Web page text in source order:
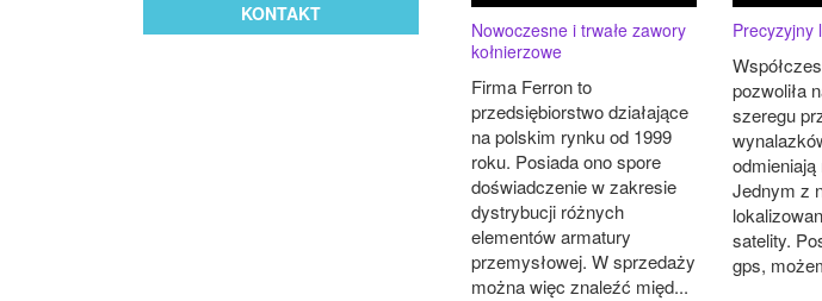
KONTAKT
Nowoczesne i trwałe zawory
kołnierzowe
Firma Ferron to
przedsiębiorstwo działające
na polskim rynku od 1999
roku. Posiada ono spore
doświadczenie w zakresie
dystrybucji różnych
elementów armatury
przemysłowej. W sprzedaży
można więc znaleźć międ...
Precyzyjny
pozwoliła
szeregu
Jednym z
satelity.
gps,